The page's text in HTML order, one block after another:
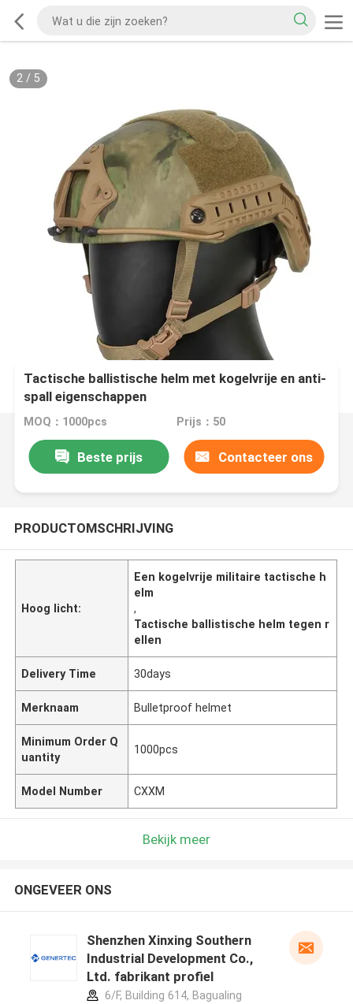
2/ 5
Tactische ballistische helm met kogelvrije en anti-
spall eigenschappen
MOQ：1000pcs Prijs：50
Beste prijs Contacteer ons
PRODUCTOMSCHRIJVING
Hoog licht:
Een kogelvrije militaire tactische h
elm
,
Tactische ballistische helm tegen r
ellen
Delivery Time 30days
Merknaam Bulletproof helmet
Minimum Order Q
uantity
1000pcs
Model Number CXXM
Bekijk meer
ONGEVEER ONS
Shenzhen Xinxing Southern
Industrial Development Co.,
Ltd. fabrikant profiel
6/F, Building 614, Bagualing